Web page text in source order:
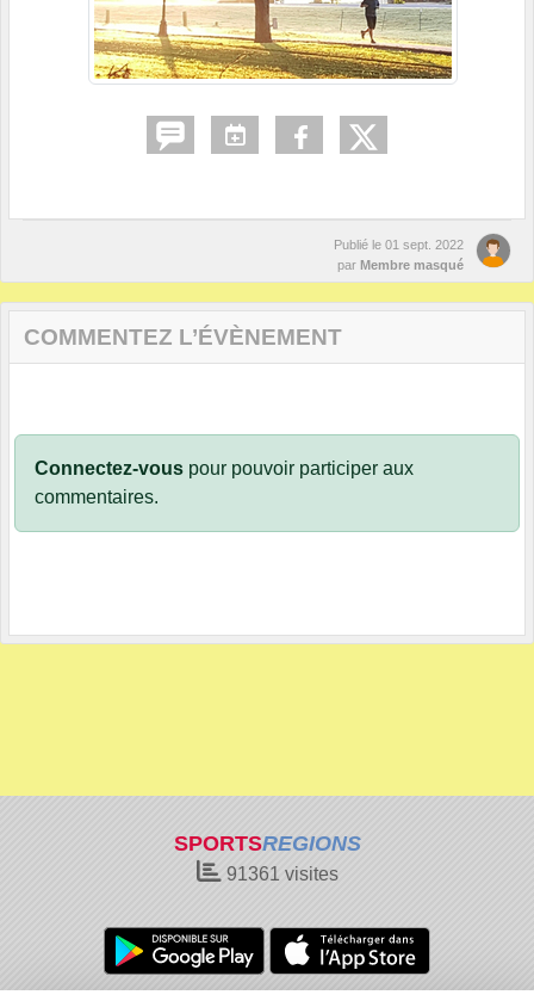
Publié le 01 sept. 2022
par Membre masqué
COMMENTEZ L’ÉVÈNEMENT
Connectez-vous pour pouvoir participer aux
commentaires.
SPORTSREGIONS
91361 visites